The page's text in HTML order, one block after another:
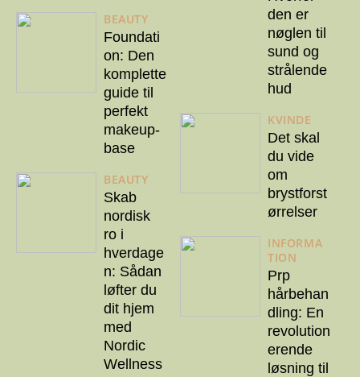
BEAUTY
Foundati
on: Den
komplette
guide til
perfekt
makeup-
base
BEAUTY
Skab
nordisk
ro i
hverdage
n: Sådan
løfter du
dit hjem
med
Nordic
Wellness
den er
nøglen til
sund og
strålende
hud
KVINDE
Det skal
du vide
om
brystforst
ørrelser
INFORMA
TION
Prp
hårbehan
dling: En
revolution
erende
løsning til